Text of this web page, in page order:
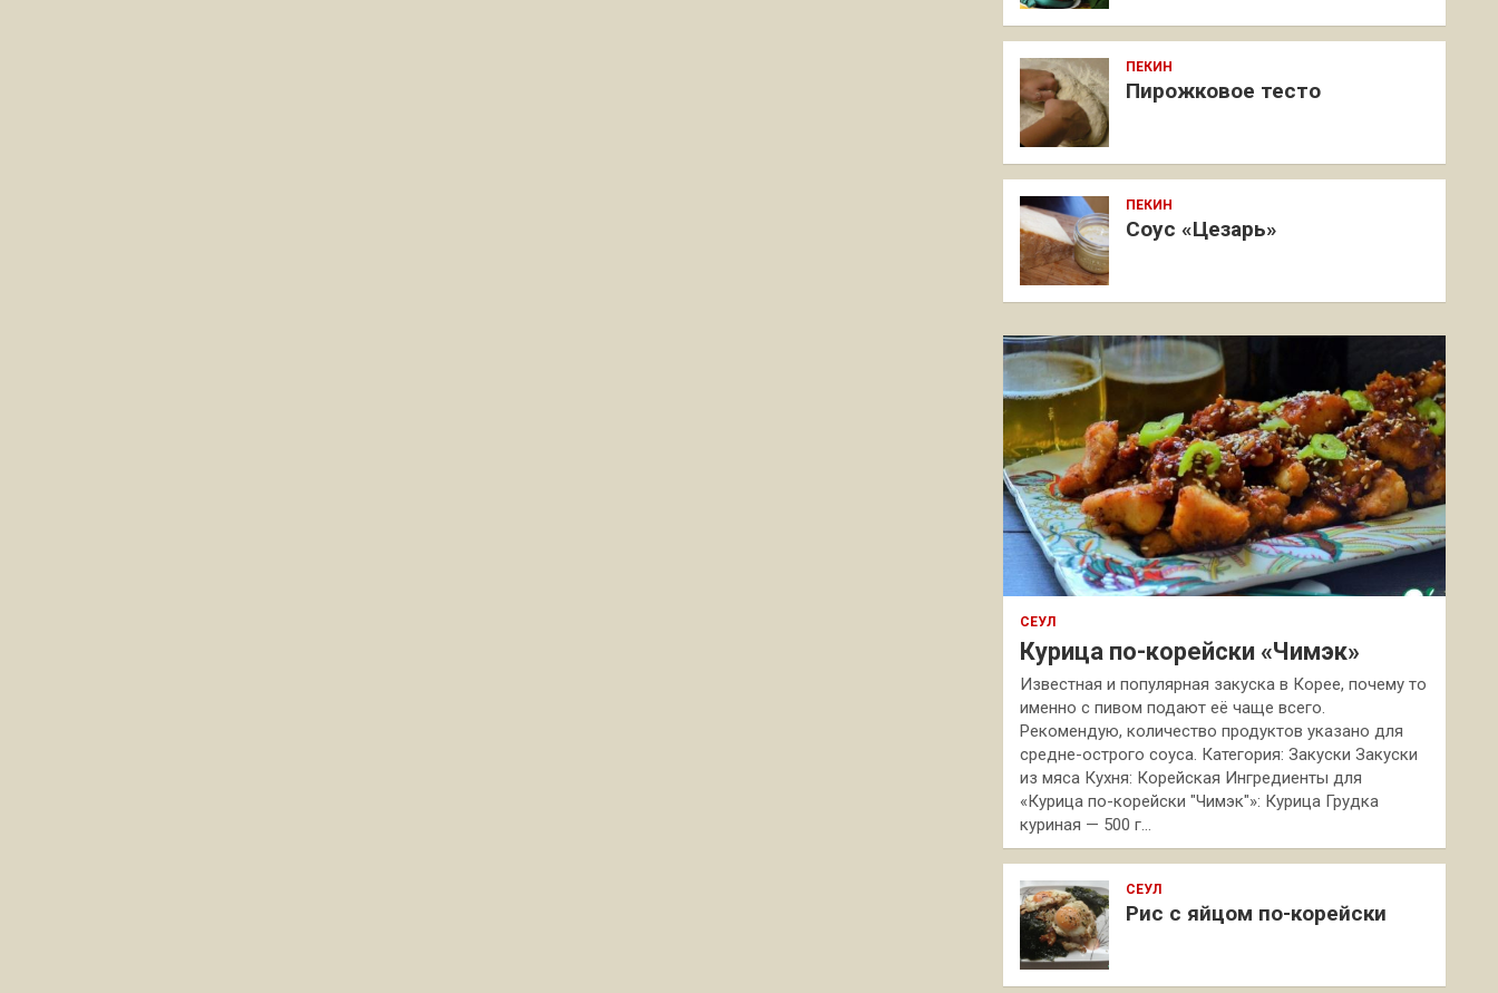
ПЕКИН
Пирожковое тесто
ПЕКИН
Соус «Цезарь»
СЕУЛ
Курица по-корейски «Чимэк»
Известная и популярная закуска в Корее, почему то
именно с пивом подают её чаще всего.
Рекомендую, количество продуктов указано для
средне-острого соуса. Категория: Закуски Закуски
из мяса Кухня: Корейская Ингредиенты для
«Курица по-корейски "Чимэк"»: Курица Грудка
куриная — 500 г…
СЕУЛ
Рис с яйцом по-корейски